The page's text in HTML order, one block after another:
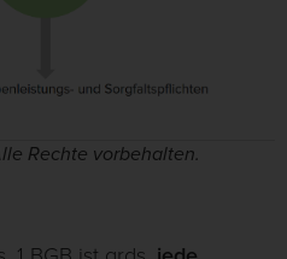
Rechte vorbehalten.